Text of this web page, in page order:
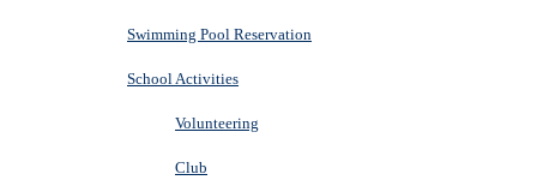
Swimming Pool Reservation
School Activities
Volunteering
Club